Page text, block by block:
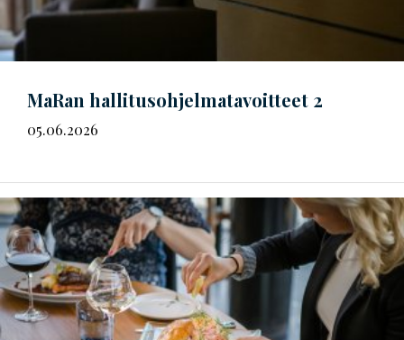
MaRan hal­li­tus­oh­jel­ma­ta­voit­teet 2
05.06.2026